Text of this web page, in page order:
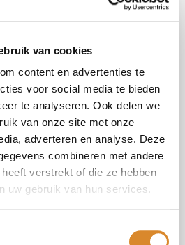
van cookies
content en advertenties te
voor social media te bieden
te analyseren. Ook delen we
van onze site met onze
adverteren en analyse. Deze
combineren met andere
verstrekt of die ze hebben
uw gebruik van hun services.